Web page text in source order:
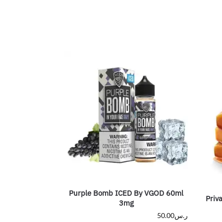
Purple Bomb ICED By VGOD 60ml
3mg
ر.س50.00